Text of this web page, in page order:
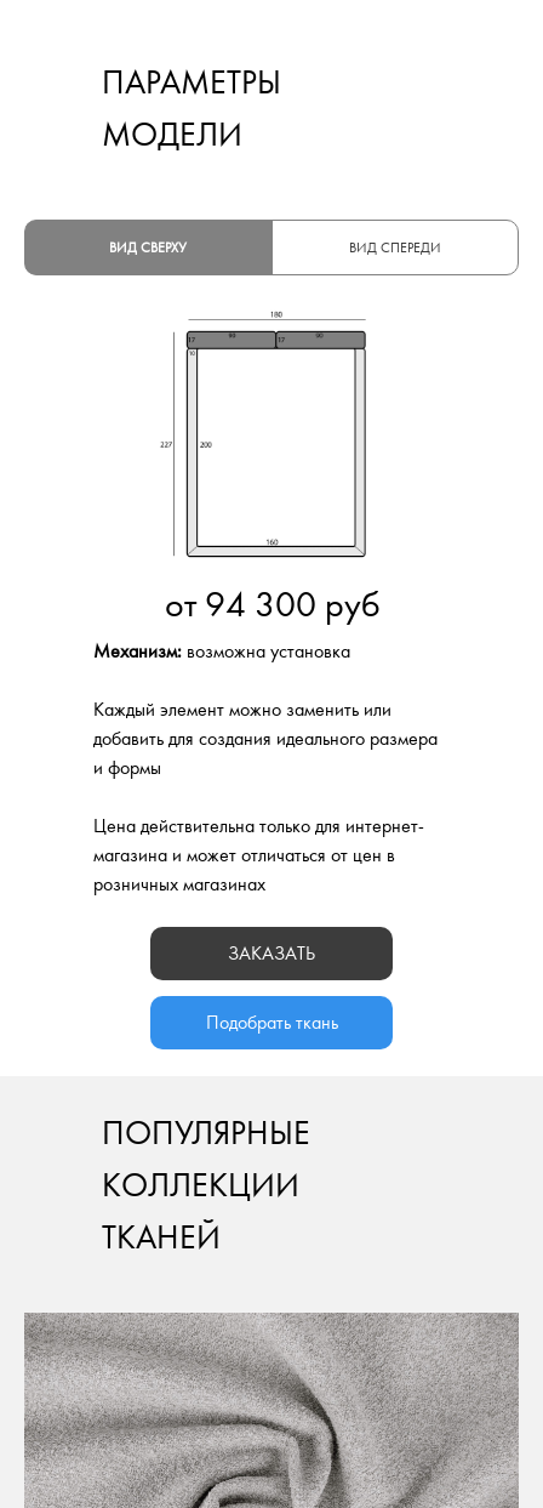
Наши менеджеры бесплатно помогут
РАССЧИТАТЬ
ПАРАМЕТРЫ
МОДЕЛИ
ВИД СВЕРХУ ВИД СПЕРЕДИ
от 94 300 руб
Механизм: возможна установка
Каждый элемент можно заменить или
добавить для создания идеального размера
и формы
Цена действительна только для интернет-
магазина и может отличаться от цен в
розничных магазинах
ЗАКАЗАТЬ
Подобрать ткань
от 94 300 руб
Механизм: возможна установка
Каждый элемент можно заменить или
добавить для создания идеального размера
ПОПУЛЯРНЫЕ
КОЛЛЕКЦИИ
ТКАНЕЙ